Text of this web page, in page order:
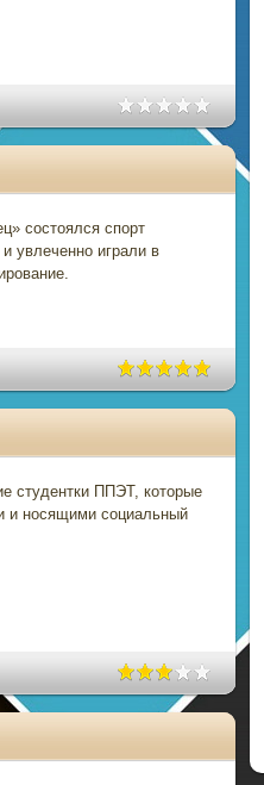
состоялся спорт
увлеченно играли в
студентки ППЭТ, которые
и носящими социальный